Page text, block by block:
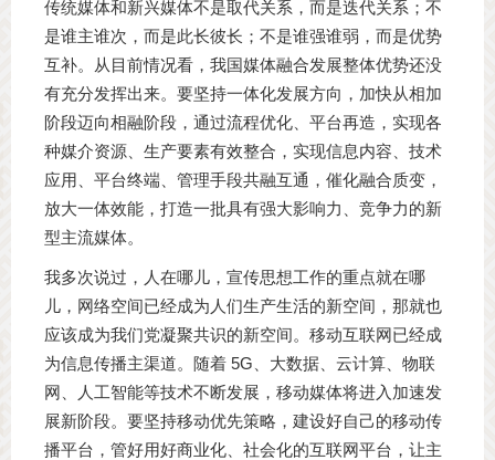
传统媒体和新兴媒体不是取代关系，而是迭代关系；不
是谁主谁次，而是此长彼长；不是谁强谁弱，而是优势
互补。从目前情况看，我国媒体融合发展整体优势还没
有充分发挥出来。要坚持一体化发展方向，加快从相加
阶段迈向相融阶段，通过流程优化、平台再造，实现各
种媒介资源、生产要素有效整合，实现信息内容、技术
应用、平台终端、管理手段共融互通，催化融合质变，
放大一体效能，打造一批具有强大影响力、竞争力的新
型主流媒体。
我多次说过，人在哪儿，宣传思想工作的重点就在哪
儿，网络空间已经成为人们生产生活的新空间，那就也
应该成为我们党凝聚共识的新空间。移动互联网已经成
为信息传播主渠道。随着 5G、大数据、云计算、物联
网、人工智能等技术不断发展，移动媒体将进入加速发
展新阶段。要坚持移动优先策略，建设好自己的移动传
播平台，管好用好商业化、社会化的互联网平台，让主